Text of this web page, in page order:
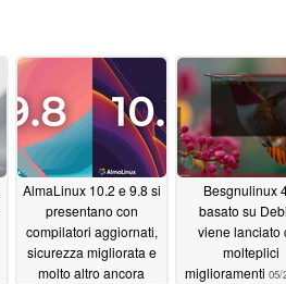
AlmaLinux 10.2 e 9.8 si
presentano con
compilatori aggiornati,
sicurezza migliorata e
molto altro ancora
Besgnulinux
basato su
viene lanciato
molteplici
miglioramenti 05/